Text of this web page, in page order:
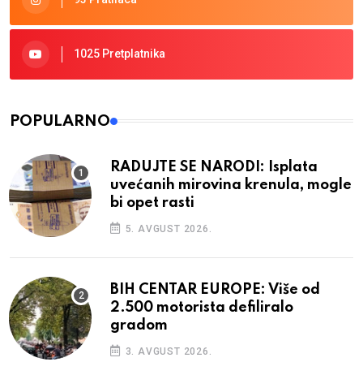
1025 Pretplatnika
POPULARNO
RADUJTE SE NARODI: Isplata
uvećanih mirovina krenula, mogle
bi opet rasti
5. AVGUST 2026.
BIH CENTAR EUROPE: Više od
2.500 motorista defiliralo
gradom
3. AVGUST 2026.